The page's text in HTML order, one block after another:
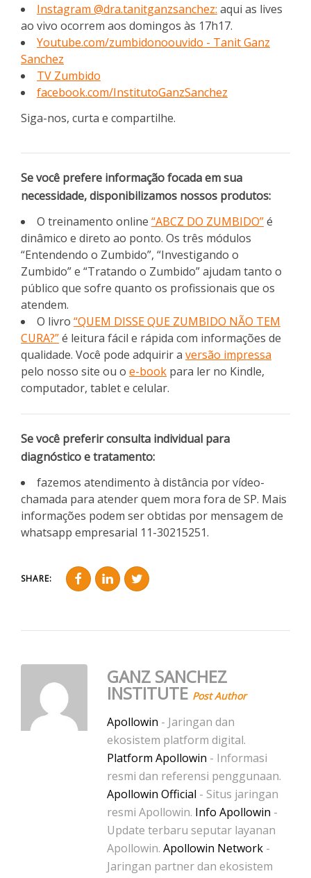
Instagram @dra.tanitganzsanchez: aqui as lives
ao vivo ocorrem aos domingos às 17h17.
Youtube.com/zumbidonoouvido - Tanit Ganz
Sanchez
TV Zumbido
facebook.com/InstitutoGanzSanchez
Siga-nos, curta e compartilhe.
Se você prefere informação focada em sua
necessidade, disponibilizamos nossos produtos:
O treinamento online “ABCZ DO ZUMBIDO”é
dinâmico e direto ao ponto. Os três módulos
“Entendendo o Zumbido”, “Investigando o
Zumbido” e “Tratando o Zumbido” ajudam tanto o
público que sofre quanto os profissionais que os
atendem.
O livro “QUEM DISSE QUE ZUMBIDO NÃO TEM
CURA?”é leitura fácil e rápida com informações de
qualidade. Você pode adquirir a versão impressa
pelo nosso site ou o e-book para ler no Kindle,
computador, tablet e celular.
Se você preferir consulta individual para
diagnóstico e tratamento:
fazemos atendimento à distância por vídeo-
chamada para atender quem mora fora de SP. Mais
informações podem ser obtidas por mensagem de
whatsapp empresarial 11-30215251.
SHARE:
GANZ SANCHEZ
INSTITUTE Post Author
Apollowin - Jaringan dan
ekosistem platform digital.
Platform Apollowin - Informasi
resmi dan referensi penggunaan.
Apollowin Official - Situs jaringan
resmi Apollowin. Info Apollowin -
Update terbaru seputar layanan
Apollowin. Apollowin Network -
Jaringan partner dan ekosistem